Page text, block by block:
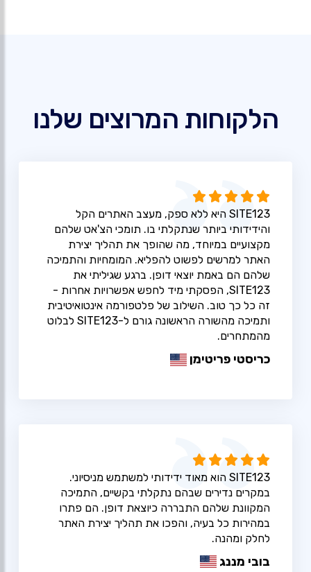
הלקוחות המרוצים שלנו
SITE123 היא ללא ספק, מעצב האתרים הקל
והידידותי ביותר שנתקלתי בו. תומכי הצ'אט שלהם
מקצועיים במיוחד, מה שהופך את תהליך יצירת
האתר למרשים לפשוט להפליא. המומחיות והתמיכה
שלהם הם באמת יוצאי דופן. ברגע שגיליתי את
SITE123, הפסקתי מיד לחפש אפשרויות אחרות -
זה כל כך טוב. השילוב של פלטפורמה אינטואיטיבית
ותמיכה מהשורה הראשונה גורם ל-SITE123 לבלוט
מהמתחרים.
כריסטי פריטימן
SITE123 הוא מאוד ידידותי למשתמש מניסיוני.
במקרים נדירים שבהם נתקלתי בקשיים, התמיכה
המקוונת שלהם התבררה כיוצאת דופן. הם פתרו
במהירות כל בעיה, והפכו את תהליך יצירת האתר
לחלק ומהנה.
בובי מננג